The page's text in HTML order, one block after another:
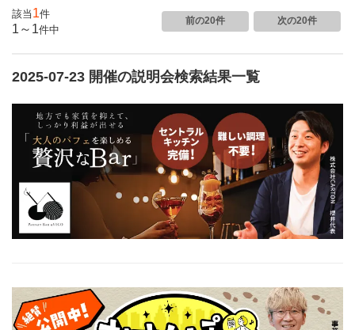
代理店業
飲食・菓子業
サービス業
無店舗系
介護・福祉業
美容・健康業
インターン独立・社員募集
開業資金
101万円～300万円
501万円～1000万円
1001万円以上
北海道
東北
甲信越・北陸
東海
中国
ランキング
総合ランキング
介護
塾
飲食
夫婦で開業
説明会
イベント
お役立ち情報コラム
該当 1件
1～1件中
前の20件 次の20件
2025-07-23 開催の説明会検索結果一覧